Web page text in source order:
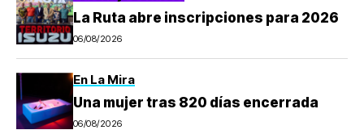
La Ruta abre inscripciones para 2026
06/08/2026
En La Mira
Una mujer tras 820 días encerrada
06/08/2026